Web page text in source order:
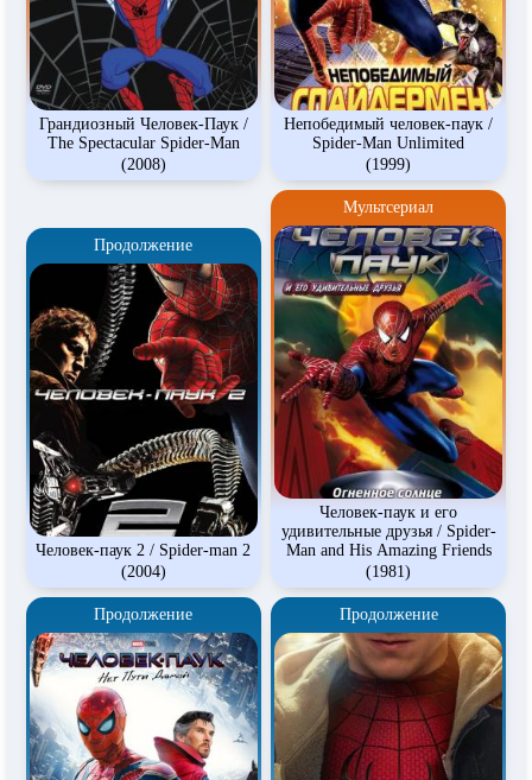
Грандиозный Человек-Паук /
The Spectacular Spider-Man
(2008)
Непобедимый человек-паук /
Spider-Man Unlimited
(1999)
Продолжение
Человек-паук 2 / Spider-man 2
(2004)
Мультсериал
Человек-паук и его
удивительные друзья / Spider-
Man and His Amazing Friends
(1981)
Продолжение Продолжение